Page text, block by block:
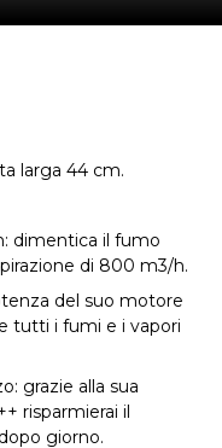
larga 44 cm.
dimentica il fumo
di 800 m3/h.
del suo motore
tutti i fumi e i vapori
grazie alla sua
risparmierai il
giorno.